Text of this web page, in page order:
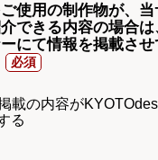
使用の制作物が、
できる内容の場合
にて情報を掲載さ
載の内容が
る